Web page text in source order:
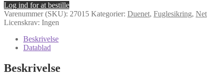
Log ind for at bestille
Varenummer (SKU): 27015 Kategorier: Duenet, Fuglesikring, Net
Licenskrav: Ingen
Beskrivelse
Datablad
Beskrivelse